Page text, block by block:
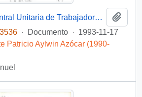
[Mensaje de la Central Unitaria de Trabajadores dirigido al Jefe de Gabinete Presidencial, mediante el cual adjunta solicitud del Sindicato de Estibadores N° 1 de Penco-Lirquén]
· Documento · 1993-11-17
Patricio Aylwin Azócar (1990-